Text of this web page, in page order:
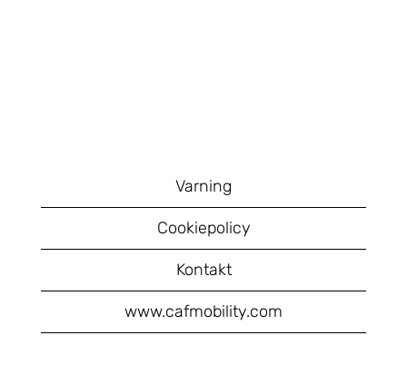
Varning
Cookiepolicy
Kontakt
www.cafmobility.com